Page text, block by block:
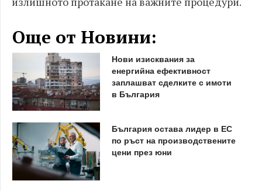
Още от Новини:
Нови изисквания за
енергийна ефективност
заплашват сделките с имоти
в България
България остава лидер в ЕС
по ръст на производствените
цени през юни